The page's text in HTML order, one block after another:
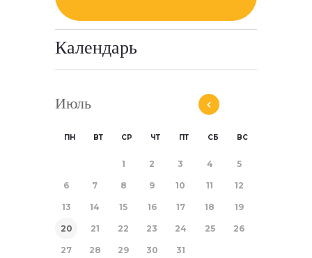
Календарь
Июль
ПН ВТ СР ЧТ ПТ СБ ВС
1 2 3 4 5
6 7 8 9 10 11 12
13 14 15 16 17 18 19
20 21 22 23 24 25 26
27 28 29 30 31